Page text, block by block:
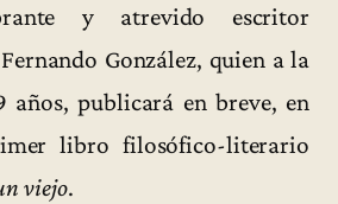
y atrevido escritor
González, quien a la
años, publicará en breve, en
libro filosófico-literario
viejo.